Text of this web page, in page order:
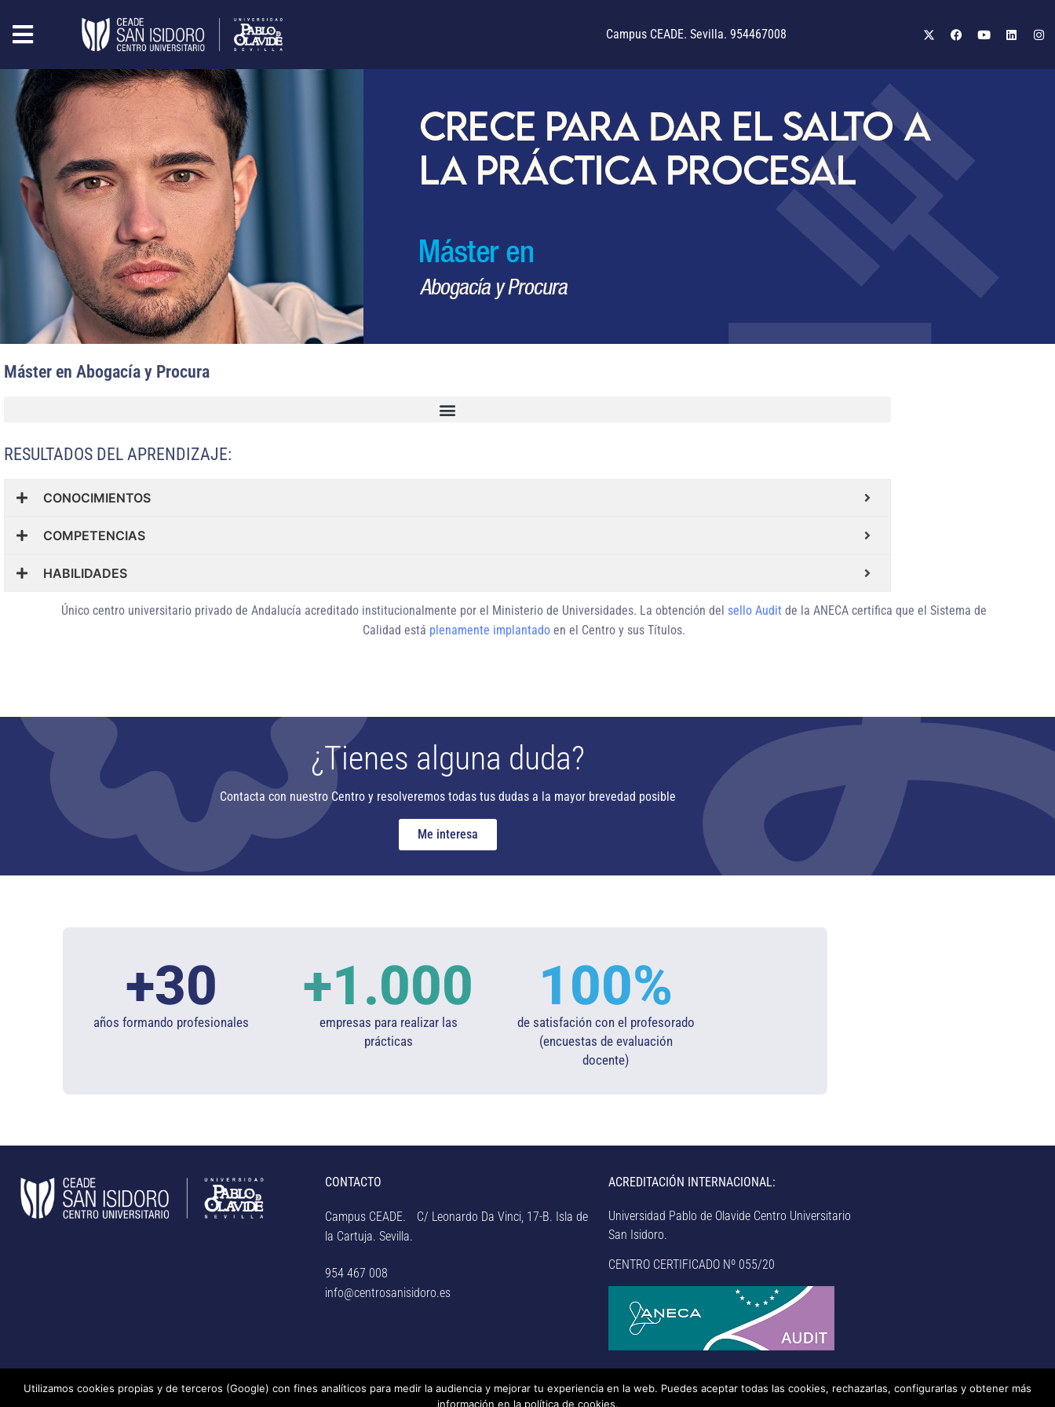
Campus CEADE. Sevilla. 954467008
Máster en Abogacía y Procura
RESULTADOS DEL APRENDIZAJE:
CONOCIMIENTOS
COMPETENCIAS
HABILIDADES
Único centro universitario privado de Andalucía acreditado institucionalmente por el Ministerio de Universidades. La obtención del sello Audit de la ANECA certifica que el Sistema de
Calidad está plenamente implantadoen el Centro y sus Títulos.
¿Tienes alguna duda?
Contacta con nuestro Centro y resolveremos todas tus dudas a la mayor brevedad posible
Me interesa
años formando profesionales
+30
empresas para realizar las
prácticas
+1.000
de satisfación con el profesorado
(encuestas de evaluación
docente)​
100%
CONTACTO
Campus CEADE. C/ Leonardo Da Vinci, 17-B. Isla de
la Cartuja. Sevilla.
954 467 008
info@centrosanisidoro.es
ACREDITACIÓN INTERNACIONAL:
Universidad Pablo de Olavide Centro Universitario
San Isidoro.
CENTRO CERTIFICADO Nº 055/20
© Centro Universitario San Isidoro (Sevilla), adscrito a la Universidad Pablo de Olavide de Sevilla. – Aviso legal, política de
Utilizamos cookies propias y de terceros (Google) con fines analíticos para medir la audiencia y mejorar tu experiencia en la web. Puedes aceptar todas las cookies, rechazarlas, configurarlas y obtener más
información en la política de cookies.